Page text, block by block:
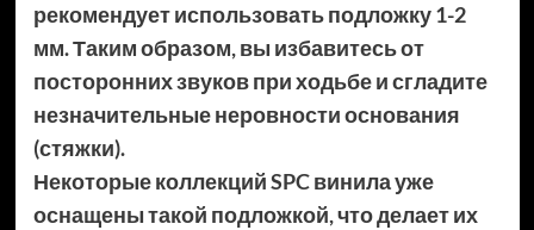
рекомендует использовать подложку 1-2
мм. Таким образом, вы избавитесь от
посторонних звуков при ходьбе и сгладите
незначительные неровности основания
(стяжки).
Некоторые коллекций SPC винила уже
оснащены такой подложкой, что делает их